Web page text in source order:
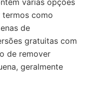
termos como
de
gratuitas com
de remover
geralmente